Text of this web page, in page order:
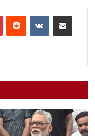
PinterestReddit VKontakteShare via Email